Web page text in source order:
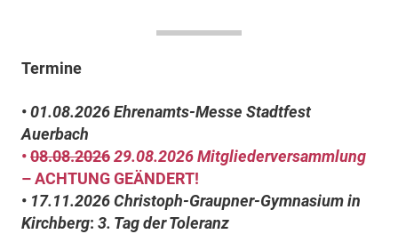
Termine
•01.08.2026Ehrenamts-Messe Stadtfest
Auerbach
•08.08.202629.08.2026Mitgliederversammlung
– ACHTUNG GEÄNDERT!
• 17.11.2026Christoph-Graupner-Gymnasium in
Kirchberg: 3. Tag der Toleranz